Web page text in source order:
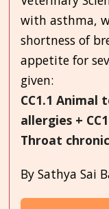
with asthma,
shortness of
appetite for
given:
CC1.1 Animal
allergies +
Throat
By Sathya Sai